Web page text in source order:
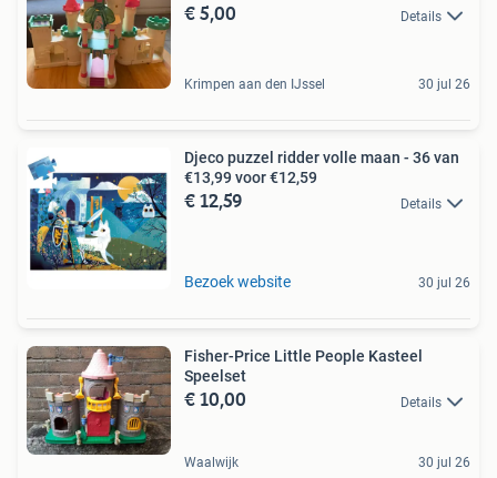
€ 5,00 Details
Krimpen aan den IJssel 30 jul 26
Djeco puzzel ridder volle maan - 36 van
€13,99 voor €12,59
€ 12,59 Details
Bezoek website 30 jul 26
Fisher-Price Little People Kasteel
Speelset
€ 10,00 Details
Waalwijk 30 jul 26